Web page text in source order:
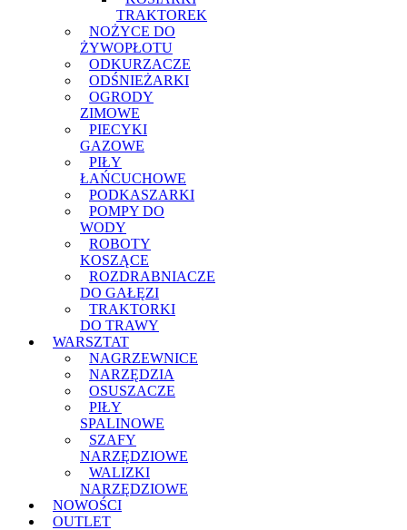
TRAKTOREK
NOŻYCE DO
ŻYWOPŁOTU
ODKURZACZE
ODŚNIEŻARKI
OGRODY
ZIMOWE
PIECYKI
GAZOWE
PIŁY
ŁAŃCUCHOWE
PODKASZARKI
POMPY DO
WODY
ROBOTY
KOSZĄCE
ROZDRABNIACZE
DO GAŁĘZI
TRAKTORKI
DO TRAWY
WARSZTAT
NAGRZEWNICE
NARZĘDZIA
OSUSZACZE
PIŁY
SPALINOWE
SZAFY
NARZĘDZIOWE
WALIZKI
NARZĘDZIOWE
NOWOŚCI
OUTLET